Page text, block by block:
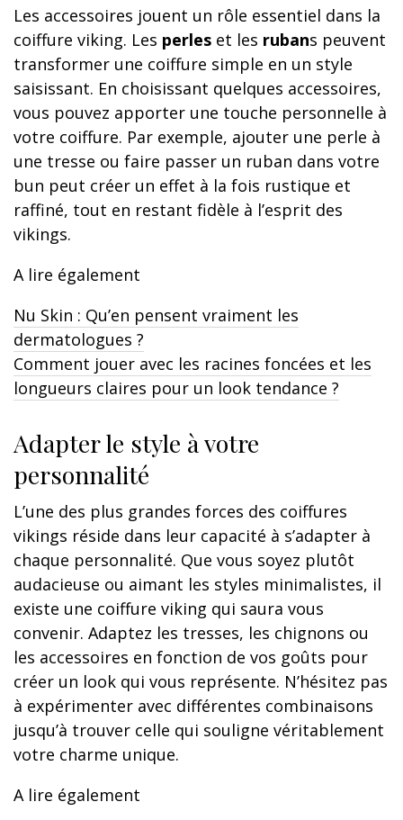
Les accessoires jouent un rôle essentiel dans la
coiffure viking. Les perles et les rubans peuvent
transformer une coiffure simple en un style
saisissant. En choisissant quelques accessoires,
vous pouvez apporter une touche personnelle à
votre coiffure. Par exemple, ajouter une perle à
une tresse ou faire passer un ruban dans votre
bun peut créer un effet à la fois rustique et
raffiné, tout en restant fidèle à l’esprit des
vikings.
A lire également
Nu Skin : Qu’en pensent vraiment les
dermatologues ?
Comment jouer avec les racines foncées et les
longueurs claires pour un look tendance ?
Adapter le style à votre
personnalité
L’une des plus grandes forces des coiffures
vikings réside dans leur capacité à s’adapter à
chaque personnalité. Que vous soyez plutôt
audacieuse ou aimant les styles minimalistes, il
existe une coiffure viking qui saura vous
convenir. Adaptez les tresses, les chignons ou
les accessoires en fonction de vos goûts pour
créer un look qui vous représente. N’hésitez pas
à expérimenter avec différentes combinaisons
jusqu’à trouver celle qui souligne véritablement
votre charme unique.
A lire également